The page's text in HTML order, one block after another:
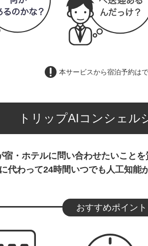
本サービスから宿泊予約は
トリップAIコンシェル
宿・ホテルに問い合わせたいことを
代わって24時間いつでも人工知能
おすすめポイント